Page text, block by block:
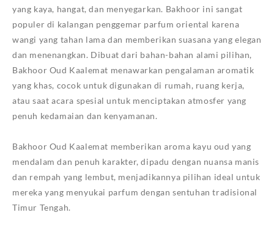
yang kaya, hangat, dan menyegarkan. Bakhoor ini sangat
populer di kalangan penggemar parfum oriental karena
wangi yang tahan lama dan memberikan suasana yang elegan
dan menenangkan. Dibuat dari bahan-bahan alami pilihan,
Bakhoor Oud Kaalemat menawarkan pengalaman aromatik
yang khas, cocok untuk digunakan di rumah, ruang kerja,
atau saat acara spesial untuk menciptakan atmosfer yang
penuh kedamaian dan kenyamanan.
Bakhoor Oud Kaalemat memberikan aroma kayu oud yang
mendalam dan penuh karakter, dipadu dengan nuansa manis
dan rempah yang lembut, menjadikannya pilihan ideal untuk
mereka yang menyukai parfum dengan sentuhan tradisional
Timur Tengah.